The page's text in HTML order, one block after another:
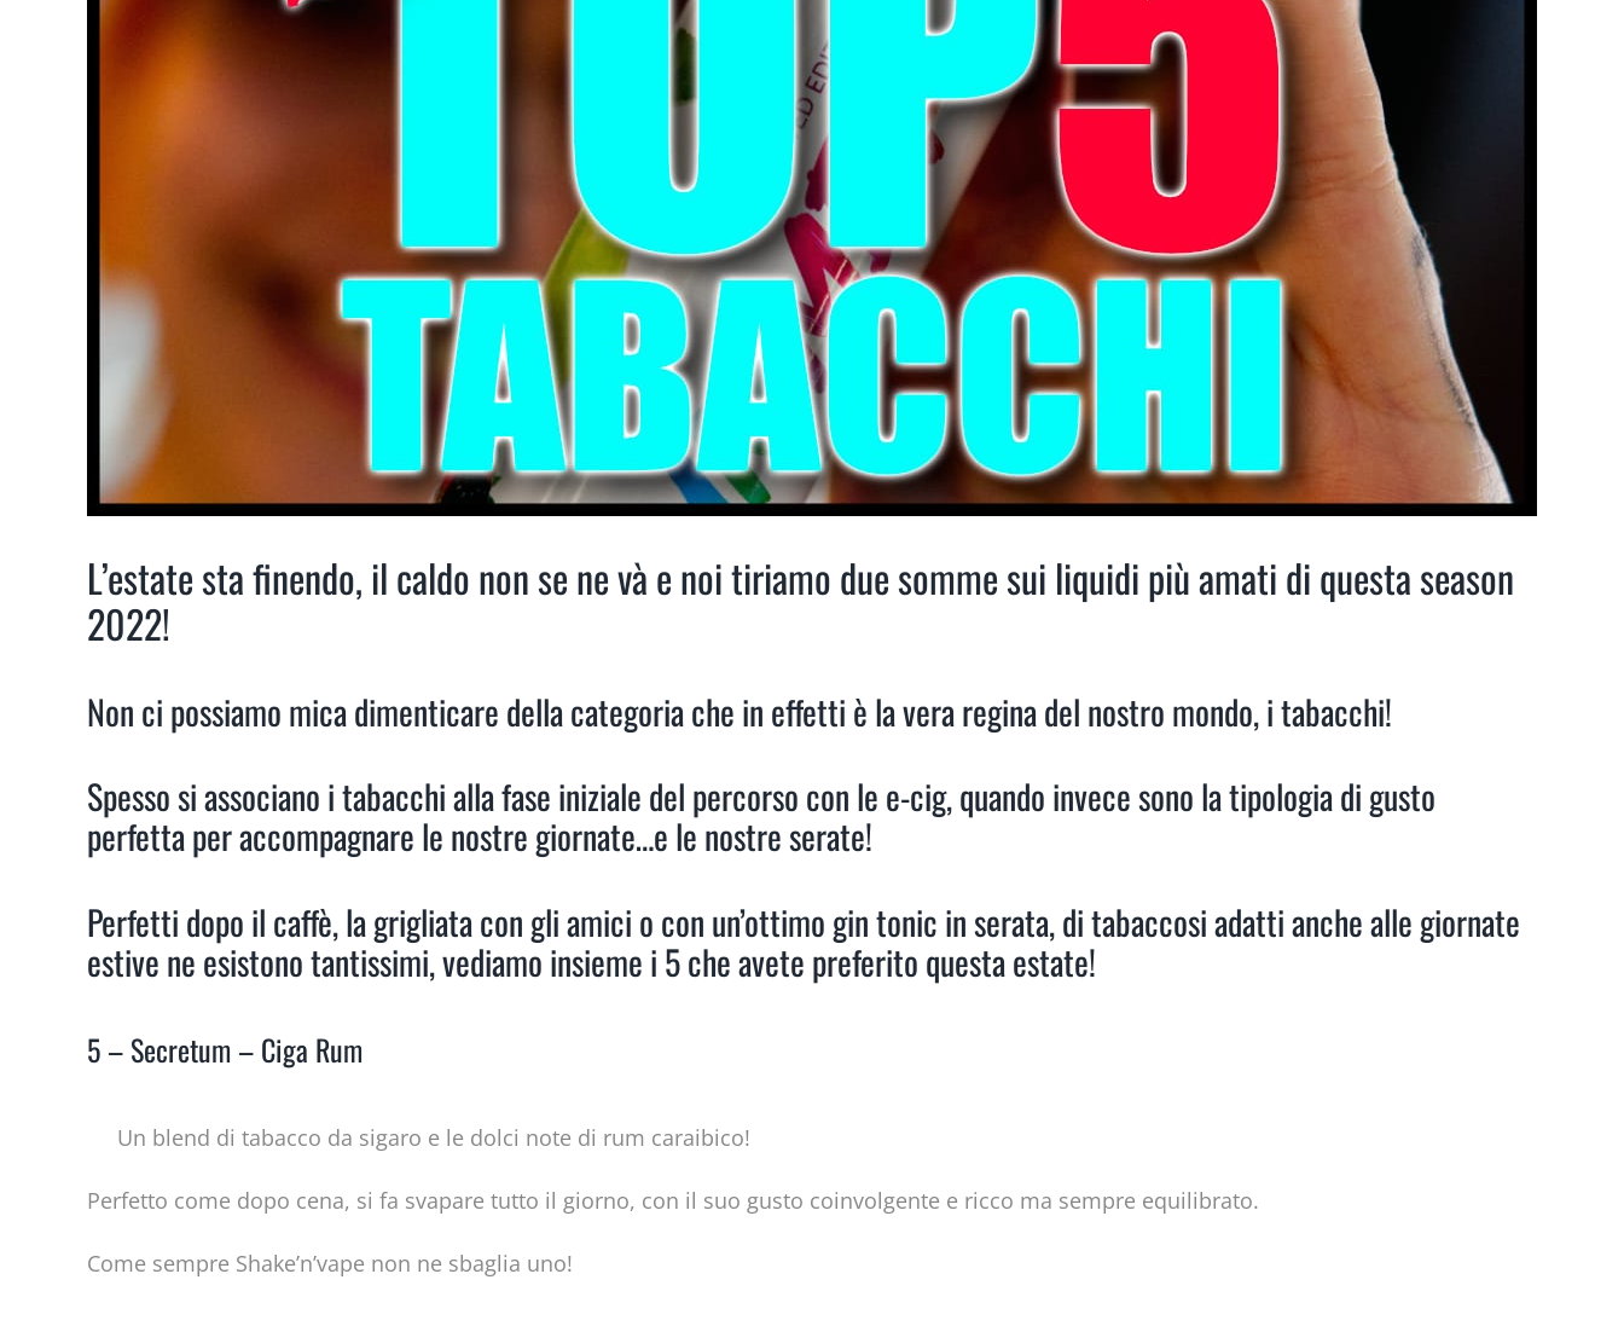
L’estate sta finendo, il caldo non se ne và e noi tiriamo due somme sui liquidi più amati di questa season
2022!
Non ci possiamo mica dimenticare della categoria che in effetti è la vera regina del nostro mondo, i tabacchi!
Spesso si associano i tabacchi alla fase iniziale del percorso con le e-cig, quando invece sono la tipologia di gusto
perfetta per accompagnare le nostre giornate…e le nostre serate!
Perfetti dopo il caffè, la grigliata con gli amici o con un’ottimo gin tonic in serata, di tabaccosi adatti anche alle giornate
estive ne esistono tantissimi, vediamo insieme i 5 che avete preferito questa estate!
5 – Secretum – Ciga Rum
Un blend di tabacco da sigaro e le dolci note di rum caraibico!
Perfetto come dopo cena, si fa svapare tutto il giorno, con il suo gusto coinvolgente e ricco ma sempre equilibrato.
Come sempre Shake’n’vape non ne sbaglia uno!